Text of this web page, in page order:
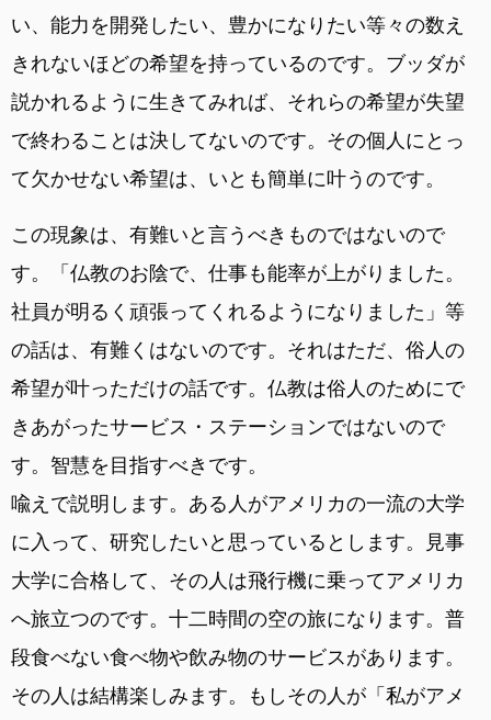
い、能力を開発したい、豊かになりたい等々の数え
きれないほどの希望を持っているのです。ブッダが
説かれるように生きてみれば、それらの希望が失望
で終わることは決してないのです。その個人にとっ
て欠かせない希望は、いとも簡単に叶うのです。
この現象は、有難いと言うべきものではないので
す。「仏教のお陰で、仕事も能率が上がりました。
社員が明るく頑張ってくれるようになりました」等
の話は、有難くはないのです。それはただ、俗人の
希望が叶っただけの話です。仏教は俗人のためにで
きあがったサービス・ステーションではないので
す。智慧を目指すべきです。
喩えで説明します。ある人がアメリカの一流の大学
に入って、研究したいと思っているとします。見事
大学に合格して、その人は飛行機に乗ってアメリカ
へ旅立つのです。十二時間の空の旅になります。普
段食べない食べ物や飲み物のサービスがあります。
その人は結構楽しみます。もしその人が「私がアメ